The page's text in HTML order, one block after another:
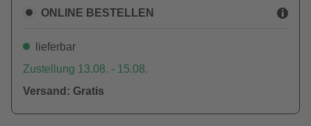
ONLINE BESTELLEN
lieferbar
Zustellung 13.08. - 15.08.
Versand: Gratis